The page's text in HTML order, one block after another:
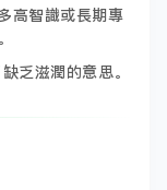
高智識或長期專
乏滋潤的意思。